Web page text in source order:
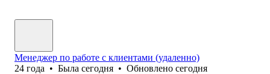
Менеджер по работе с клиентами (удаленно)
24 года • Была сегодня • Обновлено сегодня